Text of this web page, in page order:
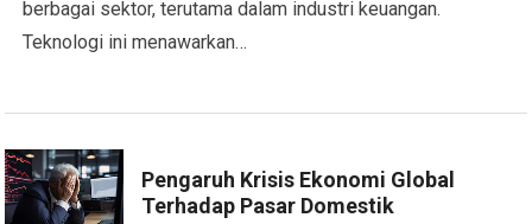
berbagai sektor, terutama dalam industri keuangan.
Teknologi ini menawarkan…
Pengaruh Krisis Ekonomi Global
Terhadap Pasar Domestik